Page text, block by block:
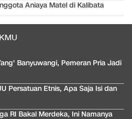
Aniaya Matel di Kalibata
Banyuwangi, Pemeran Pria Jadi
Persatuan Etnis, Apa Saja Isi dan
RI Bakal Merdeka, Ini Namanya